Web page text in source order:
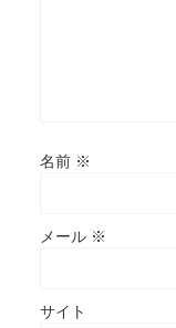
名前 ※
メール ※
サイト